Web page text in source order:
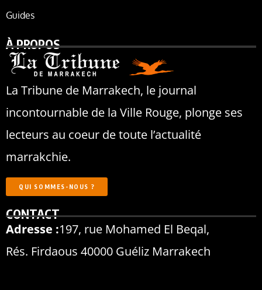
Guides
À PROPOS
La Tribune de Marrakech, le journal
incontournable de la Ville Rouge, plonge ses
lecteurs au coeur de toute l’actualité
marrakchie.
QUI SOMMES-NOUS ?
CONTACT
Adresse :197, rue Mohamed El Beqal,
Rés. Firdaous 40000 Guéliz Marrakech